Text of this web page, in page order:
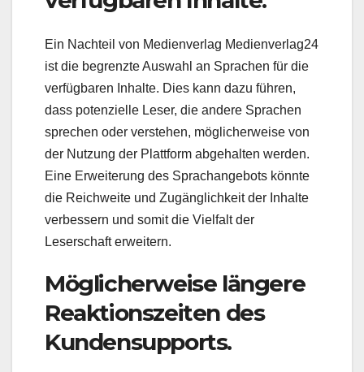
Ein Nachteil von Medienverlag Medienverlag24
ist die begrenzte Auswahl an Sprachen für die
verfügbaren Inhalte. Dies kann dazu führen,
dass potenzielle Leser, die andere Sprachen
sprechen oder verstehen, möglicherweise von
der Nutzung der Plattform abgehalten werden.
Eine Erweiterung des Sprachangebots könnte
die Reichweite und Zugänglichkeit der Inhalte
verbessern und somit die Vielfalt der
Leserschaft erweitern.
Möglicherweise längere
Reaktionszeiten des
Kundensupports.